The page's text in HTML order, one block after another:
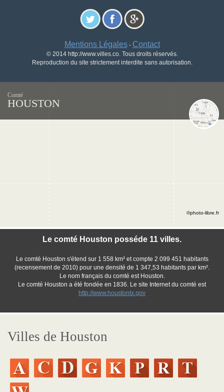
Mentions Légales- Contact
© 2014 http://www.villes.co. Tous droits réservés.
Reproduction du site strictement interdite sans autorisation.
Comté
HOUSTON
Le comté Houston posséde 11 villes.
Le comté Houston s'étend sur 1 558 km² et compte 2 099 451 habitants
(recensement de 2010) pour une densité de 1 347,53 habitants par km².
Le nom français du comté est Houston.
Le comté Houston a été fondée en 1836. Le site Internet du comté est
http://www.houstontx.gov
©photo-libre.fr
Villes de Houston